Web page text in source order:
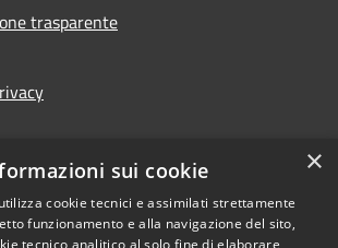
trasparente
di accessibilità
×
sui cookie
cookie tecnici e assimilati strettamente
funzionamento e alla navigazione del sito,
tecnico analitico al solo fine di elaborare